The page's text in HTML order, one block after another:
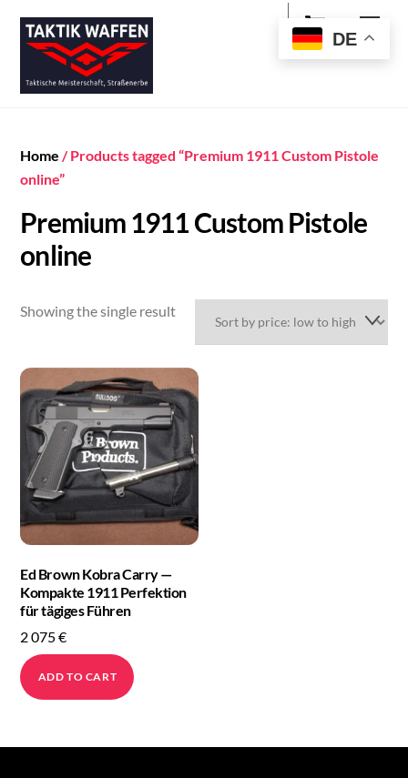
content
Cart
Home / Products tagged “Premium 1911 Custom Pistole
online”
Premium 1911 Custom Pistole
online
Showing the single result
Ed Brown Kobra Carry —
Kompakte 1911 Perfektion
für tägiges Führen
2 075€
ADD TO CART
DE